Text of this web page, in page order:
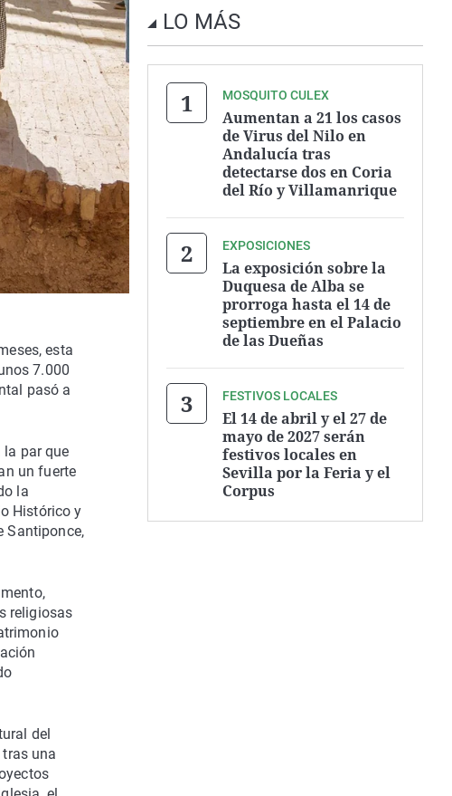
esta
7.000
pasó a
par que
un fuerte
la
Histórico y
Santiponce,
religiosas
del
una
LO MÁS
MOSQUITO CULEX
Aumentan a 21 los casos
de Virus del Nilo en
Andalucía tras
detectarse dos en Coria
del Río y Villamanrique
EXPOSICIONES
La exposición sobre la
Duquesa de Alba se
prorroga hasta el 14 de
septiembre en el Palacio
de las Dueñas
FESTIVOS LOCALES
El 14 de abril y el 27 de
mayo de 2027 serán
festivos locales en
Sevilla por la Feria y el
Corpus